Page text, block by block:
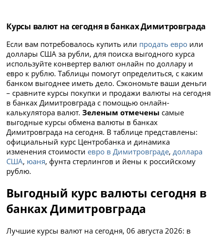
Курсы валют на сегодня в банках Димитровграда
Если вам потребовалось купить или продать евро или
доллары США за рубли, для поиска выгодного курса
используйте конвертер валют онлайн по доллару и
евро к рублю. Таблицы помогут определиться, с каким
банком выгоднее иметь дело. Сэкономьте ваши деньги
– сравните курсы покупки и продажи валюты на сегодня
в банках Димитровграда с помощью онлайн-
калькулятора валют.Зеленым отмечены самые
выгодные курсы обмена валюты в банках
Димитровграда на сегодня. В таблице представлены:
официальный курс Центробанка и динамика
изменения стоимостиевро в Димитровграде, доллара
США, юаня, фунта стерлингов и йены к российскому
рублю.
Выгодный курс валюты сегодня в
банках Димитровграда
Лучшие курсы валют на сегодня, 06 августа 2026: в